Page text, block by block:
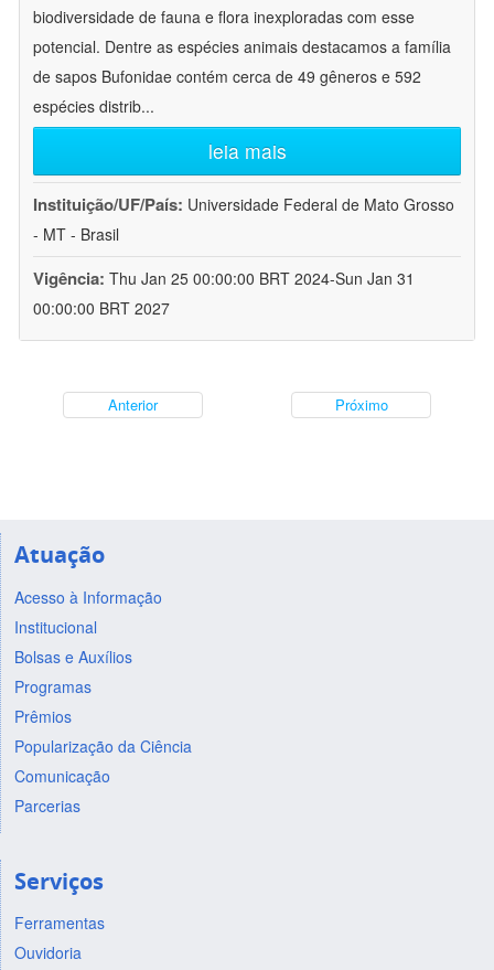
biodiversidade de fauna e flora inexploradas com esse
potencial. Dentre as espécies animais destacamos a família
de sapos Bufonidae contém cerca de 49 gêneros e 592
espécies distrib...
leia mais
Instituição/UF/País: Universidade Federal de Mato Grosso
- MT - Brasil
Vigência: Thu Jan 25 00:00:00 BRT 2024-Sun Jan 31
00:00:00 BRT 2027
Anterior Próximo
Atuação
Acesso à Informação
Institucional
Bolsas e Auxílios
Programas
Prêmios
Popularização da Ciência
Comunicação
Parcerias
Serviços
Ferramentas
Ouvidoria